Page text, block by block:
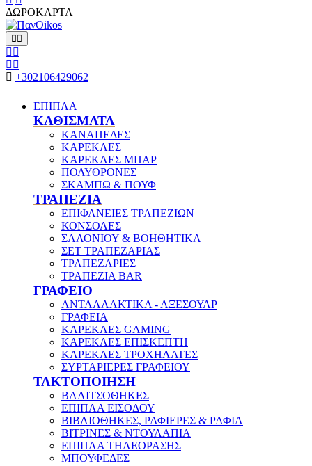
ΔΩΡΟΚΑΡΤΑ
+302106429062
ΕΠΙΠΛΑ
ΚΑΘΙΣΜΑΤΑ
ΚΑΝΑΠΕΔΕΣ
ΚΑΡΕΚΛΕΣ
ΚΑΡΕΚΛΕΣ ΜΠΑΡ
ΠΟΛΥΘΡΟΝΕΣ
ΣΚΑΜΠΩ & ΠΟΥΦ
ΤΡΑΠΕΖΙΑ
ΕΠΙΦΑΝΕΙΕΣ ΤΡΑΠΕΖΙΩΝ
ΚΟΝΣΟΛΕΣ
ΣΑΛΟΝΙΟΥ & ΒΟΗΘΗΤΙΚΑ
ΣΕΤ ΤΡΑΠΕΖΑΡΙΑΣ
ΤΡΑΠΕΖΑΡΙΕΣ
ΤΡΑΠΕΖΙΑ BAR
ΓΡΑΦΕΙΟ
ΑΝΤΑΛΛΑΚΤΙΚΑ - ΑΞΕΣΟΥΑΡ
ΓΡΑΦΕΙΑ
ΚΑΡΕΚΛΕΣ GAMING
ΚΑΡΕΚΛΕΣ ΕΠΙΣΚΕΠΤΗ
ΚΑΡΕΚΛΕΣ ΤΡΟΧΗΛΑΤΕΣ
ΣΥΡΤΑΡΙΕΡΕΣ ΓΡΑΦΕΙΟΥ
ΤΑΚΤΟΠΟΙΗΣΗ
ΒΑΛΙΤΣΟΘΗΚΕΣ
ΕΠΙΠΛΑ ΕΙΣΟΔΟΥ
ΒΙΒΛΙΟΘΗΚΕΣ, ΡΑΦΙΕΡΕΣ & ΡΑΦΙΑ
ΒΙΤΡΙΝΕΣ & ΝΤΟΥΛΑΠΙΑ
ΕΠΙΠΛΑ ΤΗΛΕΟΡΑΣΗΣ
ΜΠΟΥΦΕΔΕΣ